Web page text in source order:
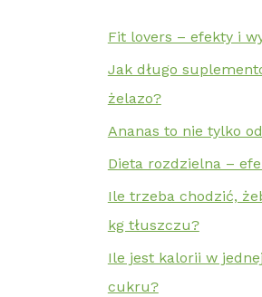
Fit lovers – efekty i
Jak długo
żelazo?
Ananas to nie tylko
Dieta rozdzielna –
Ile trzeba chodzić,
kg tłuszczu?
Ile jest kalorii w
cukru?